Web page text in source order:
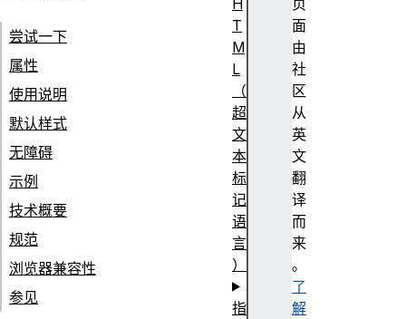
面
由
社
区
从
英
文
翻
译
而
来
。
了
解
尝试一下
属性
使用说明
默认样式
无障碍
示例
技术概要
规范
浏览器兼容性
参见
T
M
L
（
超
文
本
标
记
语
言
）
指